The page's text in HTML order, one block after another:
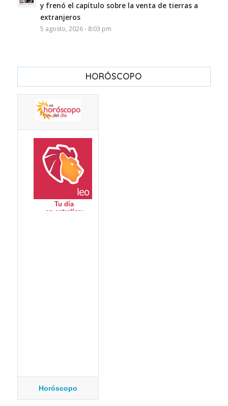
y frenó el capítulo sobre la venta de tierras a
extranjeros
5 agosto, 2026 - 8:03 pm
HORÓSCOPO
Horóscopo